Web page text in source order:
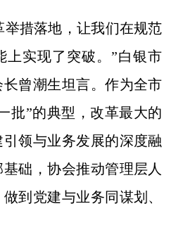
措落地，让我们在规范
上实现了突破。”白银市
曾潮生坦言。作为全市
批”的典型，改革最大的
领与业务发展的深度融
础，协会推动管理层人
到党建与业务同谋划、